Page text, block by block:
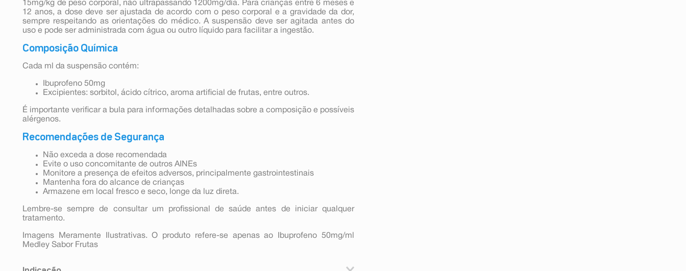
15mg/kg de peso corporal, não ultrapassando 1200mg/dia. Para crianças entre 6 meses e
12 anos, a dose deve ser ajustada de acordo com o peso corporal e a gravidade da dor,
sempre respeitando as orientações do médico. A suspensão deve ser agitada antes do
uso e pode ser administrada com água ou outro líquido para facilitar a ingestão.
Composição Química
Cada ml da suspensão contém:
Ibuprofeno 50mg
Excipientes: sorbitol, ácido cítrico, aroma artificial de frutas, entre outros.
É importante verificar a bula para informações detalhadas sobre a composição e possíveis
alérgenos.
Recomendações de Segurança
Não exceda a dose recomendada
Evite o uso concomitante de outros AINEs
Monitore a presença de efeitos adversos, principalmente gastrointestinais
Mantenha fora do alcance de crianças
Armazene em local fresco e seco, longe da luz direta.
Lembre-se sempre de consultar um profissional de saúde antes de iniciar qualquer
tratamento.
Imagens Meramente Ilustrativas. O produto refere-se apenas ao Ibuprofeno 50mg/ml
Medley Sabor Frutas